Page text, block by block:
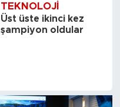
TEKNOLOJI
Üst üste ikinci kez
şampiyon oldular